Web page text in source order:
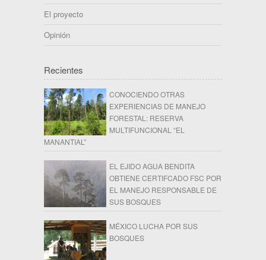
El proyecto
Opinión
Recientes
CONOCIENDO OTRAS
EXPERIENCIAS DE MANEJO
FORESTAL: RESERVA
MULTIFUNCIONAL “EL
MANANTIAL”
EL EJIDO AGUA BENDITA
OBTIENE CERTIFCADO FSC POR
EL MANEJO RESPONSABLE DE
SUS BOSQUES
MÉXICO LUCHA POR SUS
BOSQUES